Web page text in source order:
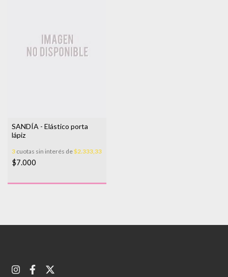
SANDÍA - Elástico porta
lápiz
3 cuotas sin interés de$2.333,33
$7.000